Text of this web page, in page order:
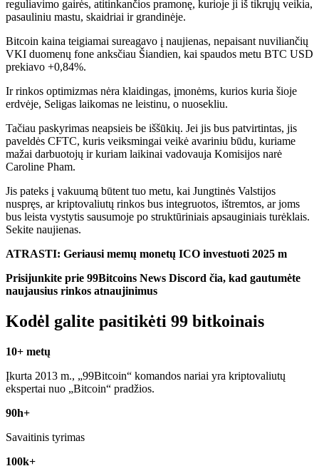
reguliavimo gairės, atitinkančios pramonę, kurioje ji iš tikrųjų veikia,
pasauliniu mastu, skaidriai ir grandinėje.
Bitcoin kaina teigiamai sureagavo į naujienas, nepaisant nuviliančių
VKI duomenų fone anksčiau Šiandien, kai spaudos metu BTC USD
prekiavo +0,84%.
Ir rinkos optimizmas nėra klaidingas, įmonėms, kurios kuria šioje
erdvėje, Seligas laikomas ne leistinu, o nuosekliu.
Tačiau paskyrimas neapsieis be iššūkių. Jei jis bus patvirtintas, jis
paveldės CFTC, kuris veiksmingai veikė avariniu būdu, kuriame
mažai darbuotojų ir kuriam laikinai vadovauja Komisijos narė
Caroline Pham.
Jis pateks į vakuumą būtent tuo metu, kai Jungtinės Valstijos
nuspręs, ar kriptovaliutų rinkos bus integruotos, ištremtos, ar joms
bus leista vystytis sausumoje po struktūriniais apsauginiais turėklais.
Sekite naujienas.
ATRASTI: Geriausi memų monetų ICO investuoti 2025 m
Prisijunkite prie 99Bitcoins News Discord čia, kad gautumėte
naujausius rinkos atnaujinimus
Kodėl galite pasitikėti 99 bitkoinais
10+ metų
Įkurta 2013 m., „99Bitcoin“ komandos nariai yra kriptovaliutų
ekspertai nuo „Bitcoin“ pradžios.
90h+
Savaitinis tyrimas
100k+